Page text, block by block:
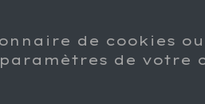
de cookies ou
de votre